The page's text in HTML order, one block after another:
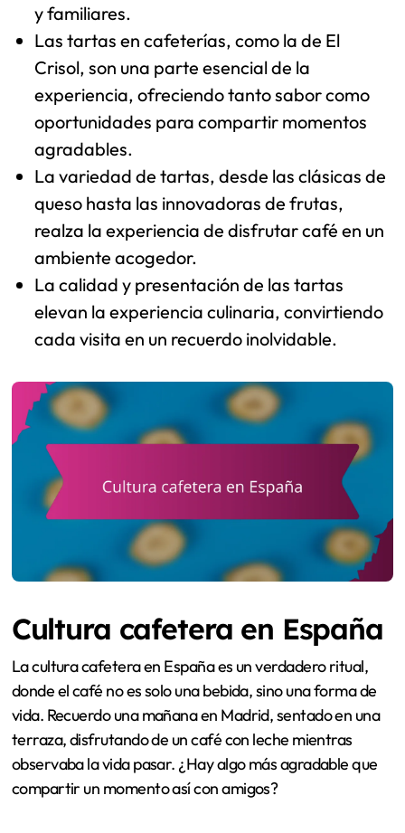
y familiares.
Las tartas en cafeterías, como la de El
Crisol, son una parte esencial de la
experiencia, ofreciendo tanto sabor como
oportunidades para compartir momentos
agradables.
La variedad de tartas, desde las clásicas de
queso hasta las innovadoras de frutas,
realza la experiencia de disfrutar café en un
ambiente acogedor.
La calidad y presentación de las tartas
elevan la experiencia culinaria, convirtiendo
cada visita en un recuerdo inolvidable.
Cultura cafetera en España
La cultura cafetera en España es un verdadero ritual,
donde el café no es solo una bebida, sino una forma de
vida. Recuerdo una mañana en Madrid, sentado en una
terraza, disfrutando de un café con leche mientras
observaba la vida pasar. ¿Hay algo más agradable que
compartir un momento así con amigos?